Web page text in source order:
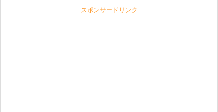
スポンサードリンク